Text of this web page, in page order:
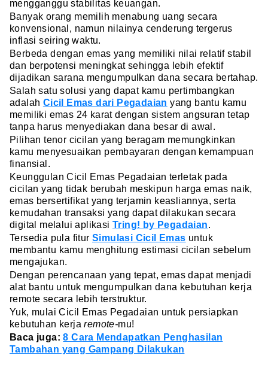
mengganggu stabilitas keuangan.
Banyak orang memilih menabung uang secara
konvensional, namun nilainya cenderung tergerus
inflasi seiring waktu.
Berbeda dengan emas yang memiliki nilai relatif stabil
dan berpotensi meningkat sehingga lebih efektif
dijadikan sarana mengumpulkan dana secara bertahap.
Salah satu solusi yang dapat kamu pertimbangkan
adalah Cicil Emas dari Pegadaian yang bantu kamu
memiliki emas 24 karat dengan sistem angsuran tetap
tanpa harus menyediakan dana besar di awal.
Pilihan tenor cicilan yang beragam memungkinkan
kamu menyesuaikan pembayaran dengan kemampuan
finansial.
Keunggulan Cicil Emas Pegadaian terletak pada
cicilan yang tidak berubah meskipun harga emas naik,
emas bersertifikat yang terjamin keasliannya, serta
kemudahan transaksi yang dapat dilakukan secara
digital melalui aplikasi Tring! by Pegadaian.
Tersedia pula fitur Simulasi Cicil Emas untuk
membantu kamu menghitung estimasi cicilan sebelum
mengajukan.
Dengan perencanaan yang tepat, emas dapat menjadi
alat bantu untuk mengumpulkan dana kebutuhan kerja
remote secara lebih terstruktur.
Yuk, mulai Cicil Emas Pegadaian untuk persiapkan
kebutuhan kerjaremote-mu!
Baca juga:8 Cara Mendapatkan Penghasilan
Tambahan yang Gampang Dilakukan